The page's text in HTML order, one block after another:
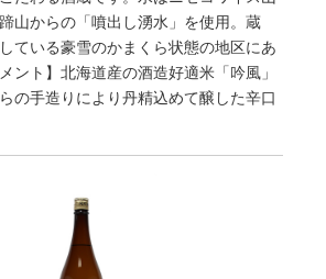
山からの「噴出し湧水」を使用。蔵
ている豪雪のかまくら状態の地区にあ
ント】北海道産の酒造好適米「吟風」
の手造りにより丹精込めて醸した辛口